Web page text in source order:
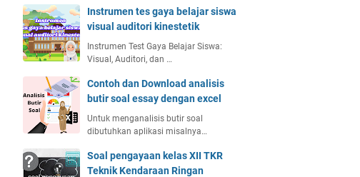
Instrumen tes gaya belajar siswa
visual auditori kinestetik
Instrumen Test Gaya Belajar Siswa:
Visual, Auditori, dan …
Contoh dan Download analisis
butir soal essay dengan excel
Untuk menganalisis butir soal
dibutuhkan aplikasi misalnya…
Soal pengayaan kelas XII TKR
Teknik Kendaraan Ringan